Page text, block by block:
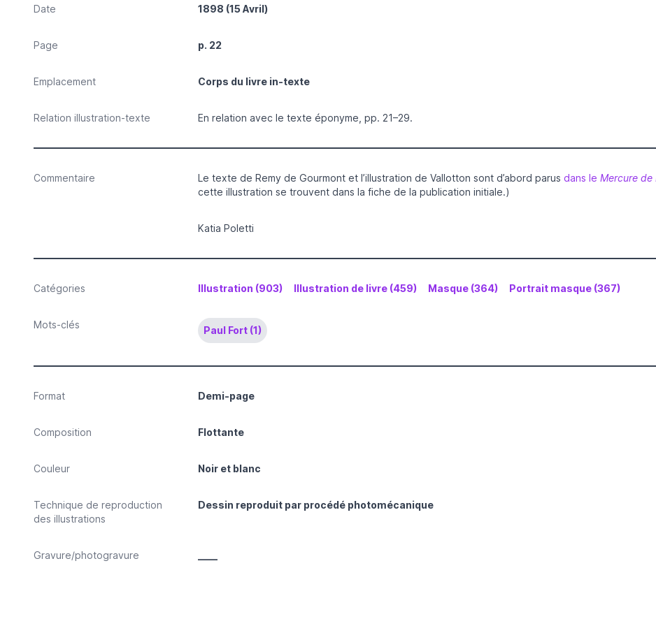
Date 1898 (15 Avril)
Page p. 22
Emplacement Corps du livre in-texte
Relation illustration-texte En relation avec le texte éponyme, pp. 21–29.
Commentaire Le texte de Remy de Gourmont et l’illustration de Vallotton sont d’abord parus dans le Mercure de
cette illustration se trouvent dans la fiche de la publication initiale.)
Katia Poletti
Catégories Illustration (903) Illustration de livre (459) Masque (364) Portrait masque (367)
Mots-clés Paul Fort (1)
Format Demi-page
Composition Flottante
Couleur Noir et blanc
Technique de reproduction
des illustrations
Dessin reproduit par procédé photomécanique
Gravure/photogravure